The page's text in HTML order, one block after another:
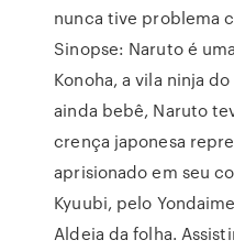
nunca tive problema
Sinopse: Naruto é
Konoha, a vila ninja
ainda bebê, Naruto
crença japonesa
aprisionado em seu
Kyuubi, pelo
Aldeia da folha.